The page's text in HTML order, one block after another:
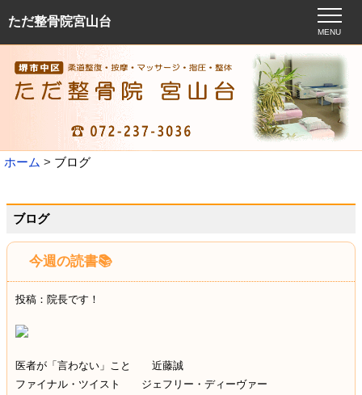
ただ整骨院宮山台
MENU
ホーム ブログ
ブログ
今週の読書📚
投稿：院長です！
医者が「言わない」こと 近藤誠
ファイナル・ツイスト ジェフリー・ディーヴァー